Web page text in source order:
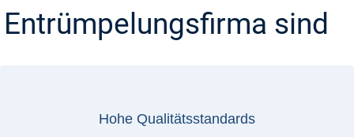
Entrümpelungsfirma sind
Hohe Qualitätsstandards